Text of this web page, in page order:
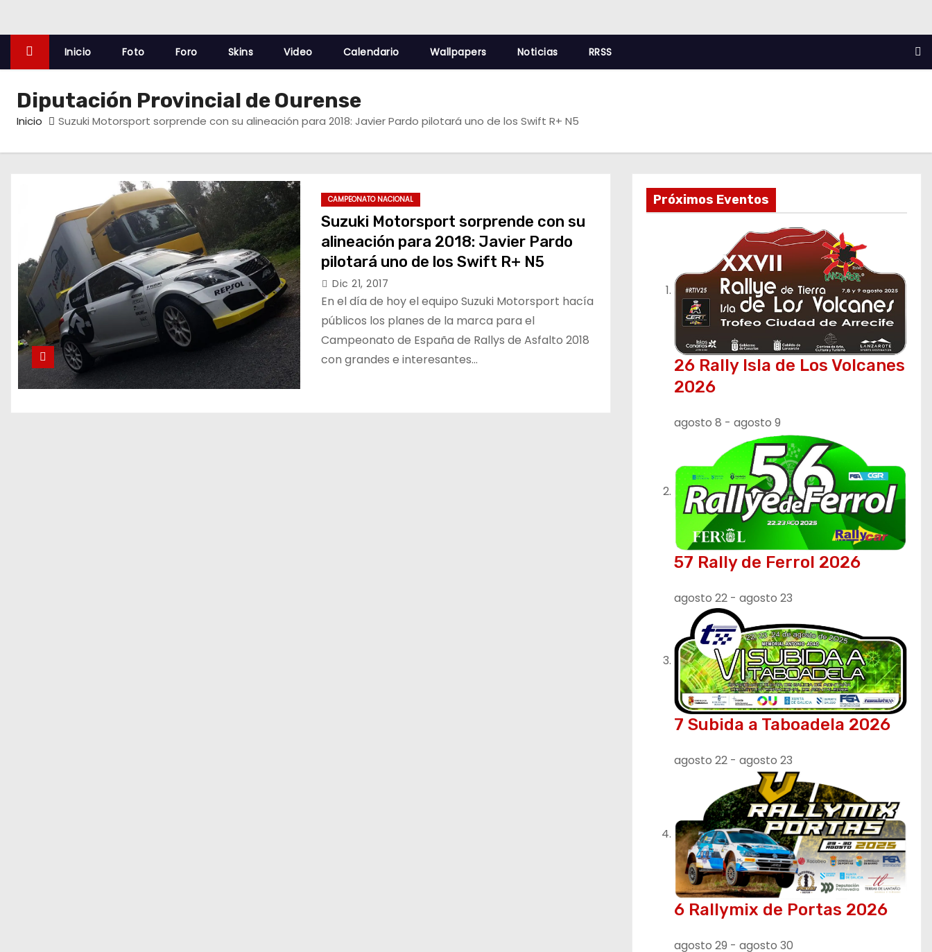
Inicio Foto Foro Skins Video Calendario Wallpapers Noticias RRSS
Diputación Provincial de Ourense
Inicio Suzuki Motorsport sorprende con su alineación para 2018: Javier Pardo pilotará uno de los Swift R+ N5
CAMPEONATO NACIONAL
Suzuki Motorsport sorprende con su
alineación para 2018: Javier Pardo
pilotará uno de los Swift R+ N5
Dic 21, 2017
En el día de hoy el equipo Suzuki Motorsport hacía
públicos los planes de la marca para el
Campeonato de España de Rallys de Asfalto 2018
con grandes e interesantes…
Próximos Eventos
26 Rally Isla de Los Volcanes
2026
agosto 8 - agosto 9
57 Rally de Ferrol 2026
agosto 22 - agosto 23
7 Subida a Taboadela 2026
agosto 22 - agosto 23
6 Rallymix de Portas 2026
agosto 29 - agosto 30